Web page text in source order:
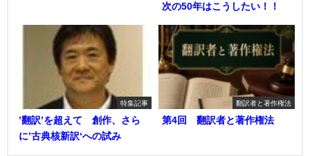
次の50年はこうしたい！！
特集記事
’翻訳’を超えて 創作、さら
に’古典核新訳‘への試み
翻訳者と著作権法
第4回 翻訳者と著作権法